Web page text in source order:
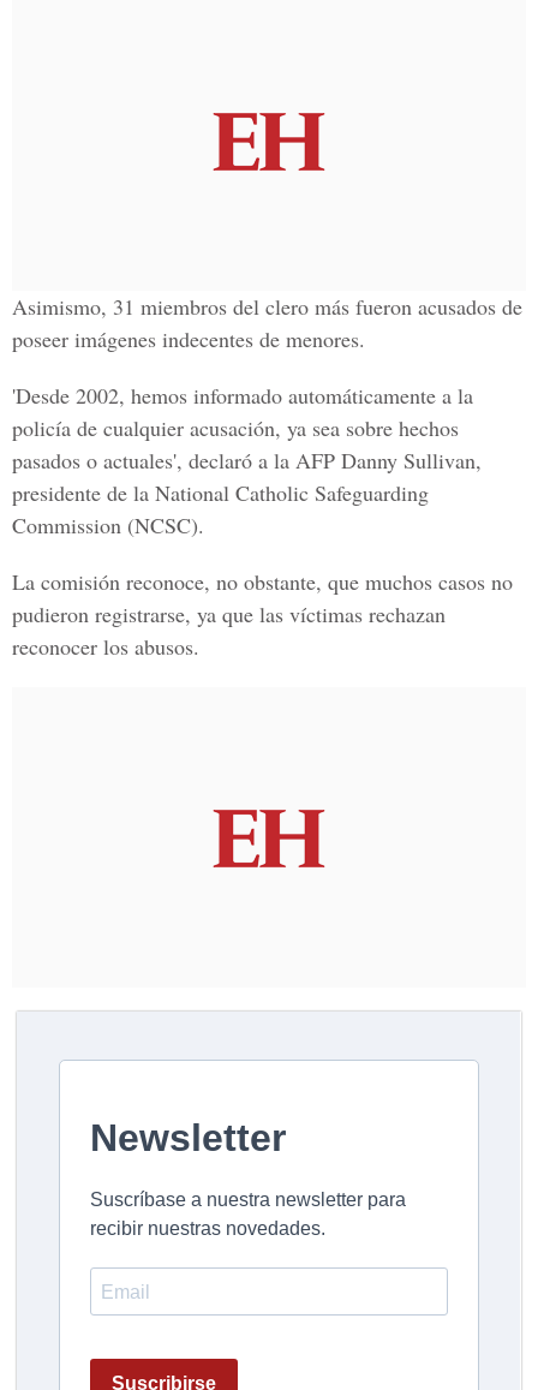
Asimismo, 31 miembros del clero más fueron acusados de
poseer imágenes indecentes de menores.
'Desde 2002, hemos informado automáticamente a la
policía de cualquier acusación, ya sea sobre hechos
pasados o actuales', declaró a la AFP Danny Sullivan,
presidente de la National Catholic Safeguarding
Commission (NCSC).
La comisión reconoce, no obstante, que muchos casos no
pudieron registrarse, ya que las víctimas rechazan
reconocer los abusos.